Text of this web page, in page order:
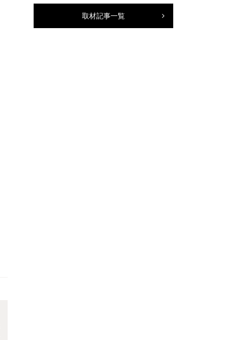
取材記事一覧